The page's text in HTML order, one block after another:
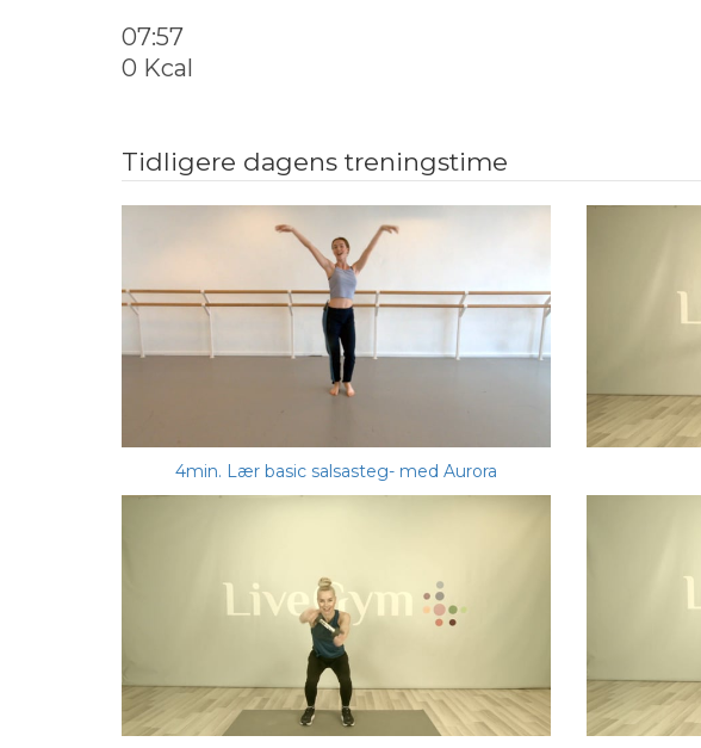
07:56
0 Kcal
Tidligere dagens treningstime
4min. Lær basic salsasteg- med Aurora